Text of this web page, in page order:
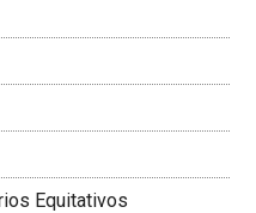
Equitativos